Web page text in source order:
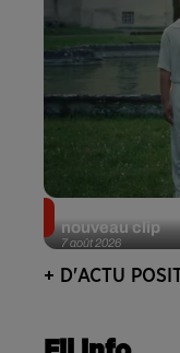
7 août 2026
nouveau clip
+ D'ACTU